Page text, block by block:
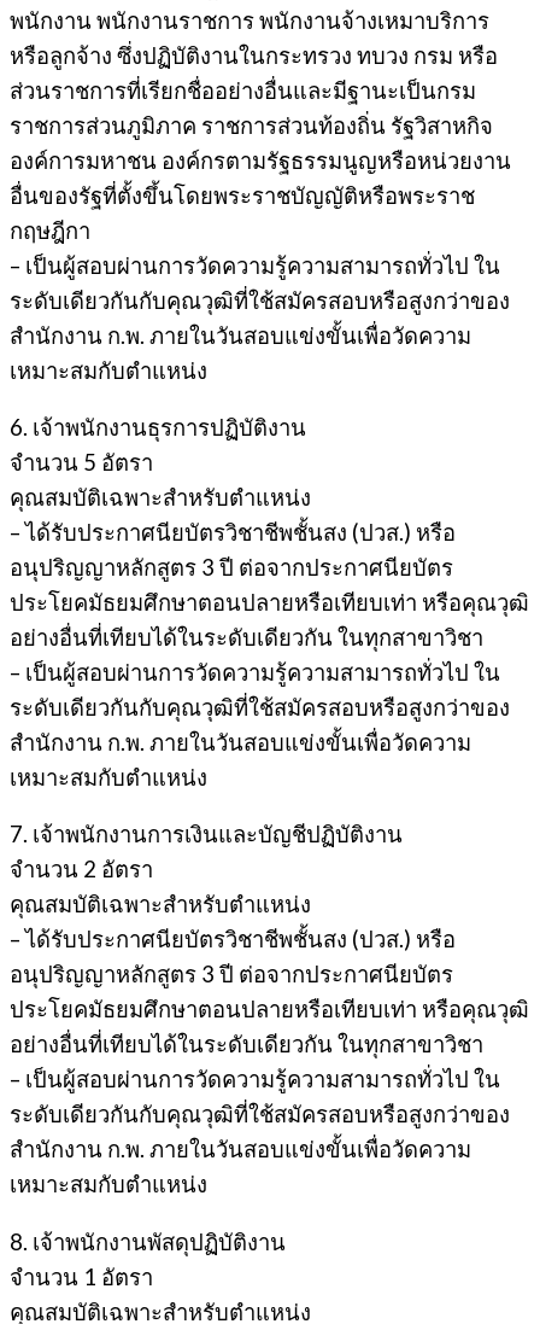
พนักงาน พนักงานราชการ พนักงานจ้างเหมาบริการ
หรือลูกจ้าง ซึ่งปฏิบัติงานในกระทรวง ทบวง กรม หรือ
ส่วนราชการที่เรียกชื่ออย่างอื่นและมีฐานะเป็นกรม
ราชการส่วนภูมิภาค ราชการส่วนท้องถิ่น รัฐวิสาหกิจ
องค์การมหาชน องค์กรตามรัฐธรรมนูญหรือหน่วยงาน
อื่นของรัฐที่ตั้งขึ้นโดยพระราชบัญญัติหรือพระราช
กฤษฎีกา
– เป็นผู้สอบผ่านการวัดความรู้ความสามารถทั่วไป ใน
ระดับเดียวกันกับคุณวุฒิที่ใช้สมัครสอบหรือสูงกว่าของ
สำนักงาน ก.พ. ภายในวันสอบแข่งขั้นเพื่อวัดความ
เหมาะสมกับตำแหน่ง
6. เจ้าพนักงานธุรการปฏิบัติงาน
จำนวน 5 อัตรา
คุณสมบัติเฉพาะสำหรับตำแหน่ง
– ได้รับประกาศนียบัตรวิชาชีพชั้นสง (ปวส.) หรือ
อนุปริญญาหลักสูตร 3 ปี ต่อจากประกาศนียบัตร
ประโยคมัธยมศึกษาตอนปลายหรือเทียบเท่า หรือคุณวุฒิ
อย่างอื่นที่เทียบได้ในระดับเดียวกัน ในทุกสาขาวิชา
– เป็นผู้สอบผ่านการวัดความรู้ความสามารถทั่วไป ใน
ระดับเดียวกันกับคุณวุฒิที่ใช้สมัครสอบหรือสูงกว่าของ
สำนักงาน ก.พ. ภายในวันสอบแข่งขั้นเพื่อวัดความ
เหมาะสมกับตำแหน่ง
7. เจ้าพนักงานการเงินและบัญชีปฏิบัติงาน
จำนวน 2 อัตรา
คุณสมบัติเฉพาะสำหรับตำแหน่ง
– ได้รับประกาศนียบัตรวิชาชีพชั้นสง (ปวส.) หรือ
อนุปริญญาหลักสูตร 3 ปี ต่อจากประกาศนียบัตร
ประโยคมัธยมศึกษาตอนปลายหรือเทียบเท่า หรือคุณวุฒิ
อย่างอื่นที่เทียบได้ในระดับเดียวกัน ในทุกสาขาวิชา
– เป็นผู้สอบผ่านการวัดความรู้ความสามารถทั่วไป ใน
ระดับเดียวกันกับคุณวุฒิที่ใช้สมัครสอบหรือสูงกว่าของ
สำนักงาน ก.พ. ภายในวันสอบแข่งขั้นเพื่อวัดความ
เหมาะสมกับตำแหน่ง
8. เจ้าพนักงานพัสดุปฏิบัติงาน
จำนวน 1 อัตรา
คุณสมบัติเฉพาะสำหรับตำแหน่ง